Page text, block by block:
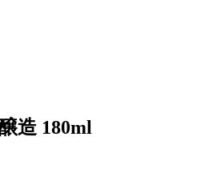
造 180ml